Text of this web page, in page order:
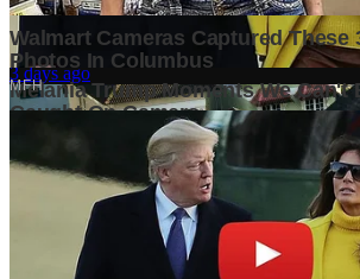
Mengapa Banyak Bisnis Gagal Bukan
Buruk?
3 days ago